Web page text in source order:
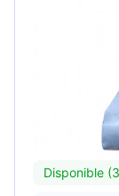
Disponible